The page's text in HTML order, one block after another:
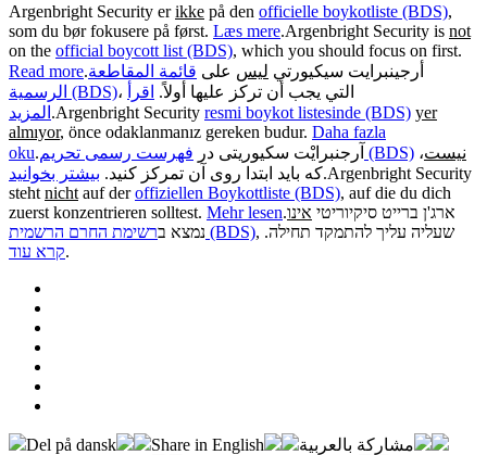
Argenbright Security erikke på den officielle boykotliste (BDS),
som du bør fokusere på først. Læs mere.Argenbright Security is not
on the official boycott list (BDS), which you should focus on first.
Read more. أرجينبرايت سيكيورتي ليس على قائمة المقاطعة
الرسمية (BDS)
، التي يجب أن تركز عليها أولاً. اقرأ
المزيد .Argenbright Security resmi boykot listesinde (BDS) yer
almıyor, önce odaklanmanız gereken budur. Daha fazla
oku. آرجنبرایْت سکیوریتی در فهرست رسمی تحریم (BDS) نیست،
که باید ابتدا روی آن تمرکز کنید. بیشتر بخوانید .Argenbright Security
steht nicht auf deroffiziellen Boykottliste (BDS), auf die du dich
zuerst konzentrieren solltest. Mehr lesen. ארג'ן ברייט סיקיוריטי אינו
נמצא ב רשימת החרם הרשמית (BDS) , שעליה עליך להתמקד תחילה.
קרא עוד.
Del på dansk Share in English
مشاركة بالعربية